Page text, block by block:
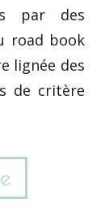
par des
road book
lignée des
de critère